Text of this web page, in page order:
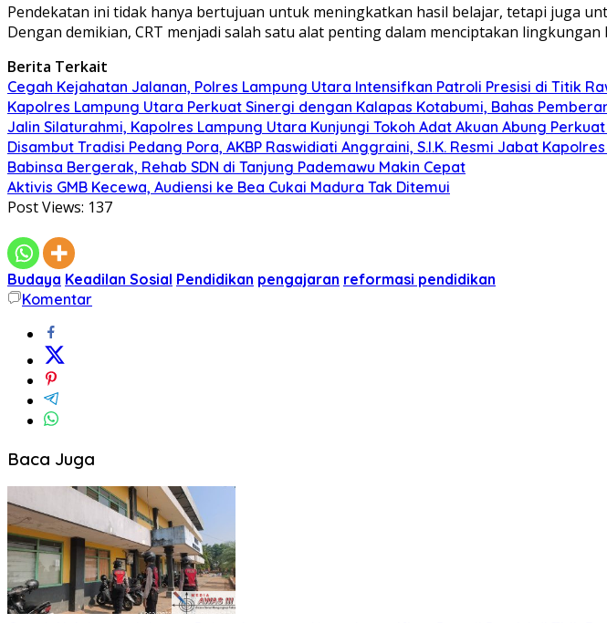
Pendekatan ini tidak hanya bertujuan untuk meningkatkan hasil belajar, tetapi juga
Dengan demikian, CRT menjadi salah satu alat penting dalam menciptakan
Berita Terkait
Cegah Kejahatan Jalanan, Polres Lampung Utara Intensifkan Patroli Presisi di Titik
Kapolres Lampung Utara Perkuat Sinergi dengan Kalapas Kotabumi, Bahas
Jalin Silaturahmi, Kapolres Lampung Utara Kunjungi Tokoh Adat Akuan Abung
Disambut Tradisi Pedang Pora, AKBP Raswidiati Anggraini, S.I.K. Resmi Jabat
Babinsa Bergerak, Rehab SDN di Tanjung Pademawu Makin Cepat
Aktivis GMB Kecewa, Audiensi ke Bea Cukai Madura Tak Ditemui
Post Views: 137
Budaya Keadilan Sosial Pendidikan pengajaran reformasi pendidikan
Komentar
Baca Juga